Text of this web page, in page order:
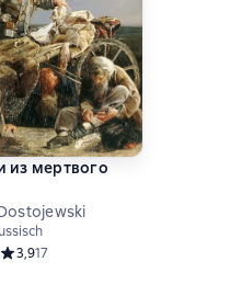
из мертвого
Средний рейтинг 3,9 на основе 17
3,917